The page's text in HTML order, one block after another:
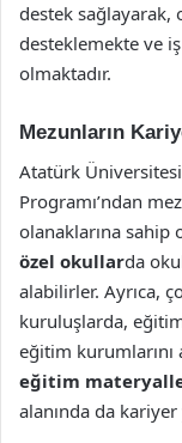
destek sağlayarak,
desteklemekte ve
olmaktadır.
Mezunların
Atatürk
Programı’ndan
olanaklarına sahip
özel okullarda
alabilirler. Ayrıca,
kuruluşlarda,
eğitim kurumlarını
eğitim
alanında da